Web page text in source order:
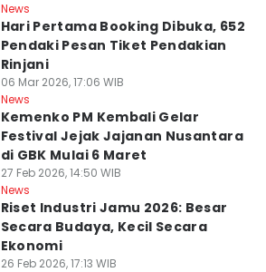
News
Hari Pertama Booking Dibuka, 652
Pendaki Pesan Tiket Pendakian
Rinjani
06 Mar 2026, 17:06 WIB
News
Kemenko PM Kembali Gelar
Festival Jejak Jajanan Nusantara
di GBK Mulai 6 Maret
27 Feb 2026, 14:50 WIB
News
Riset Industri Jamu 2026: Besar
Secara Budaya, Kecil Secara
Ekonomi
26 Feb 2026, 17:13 WIB